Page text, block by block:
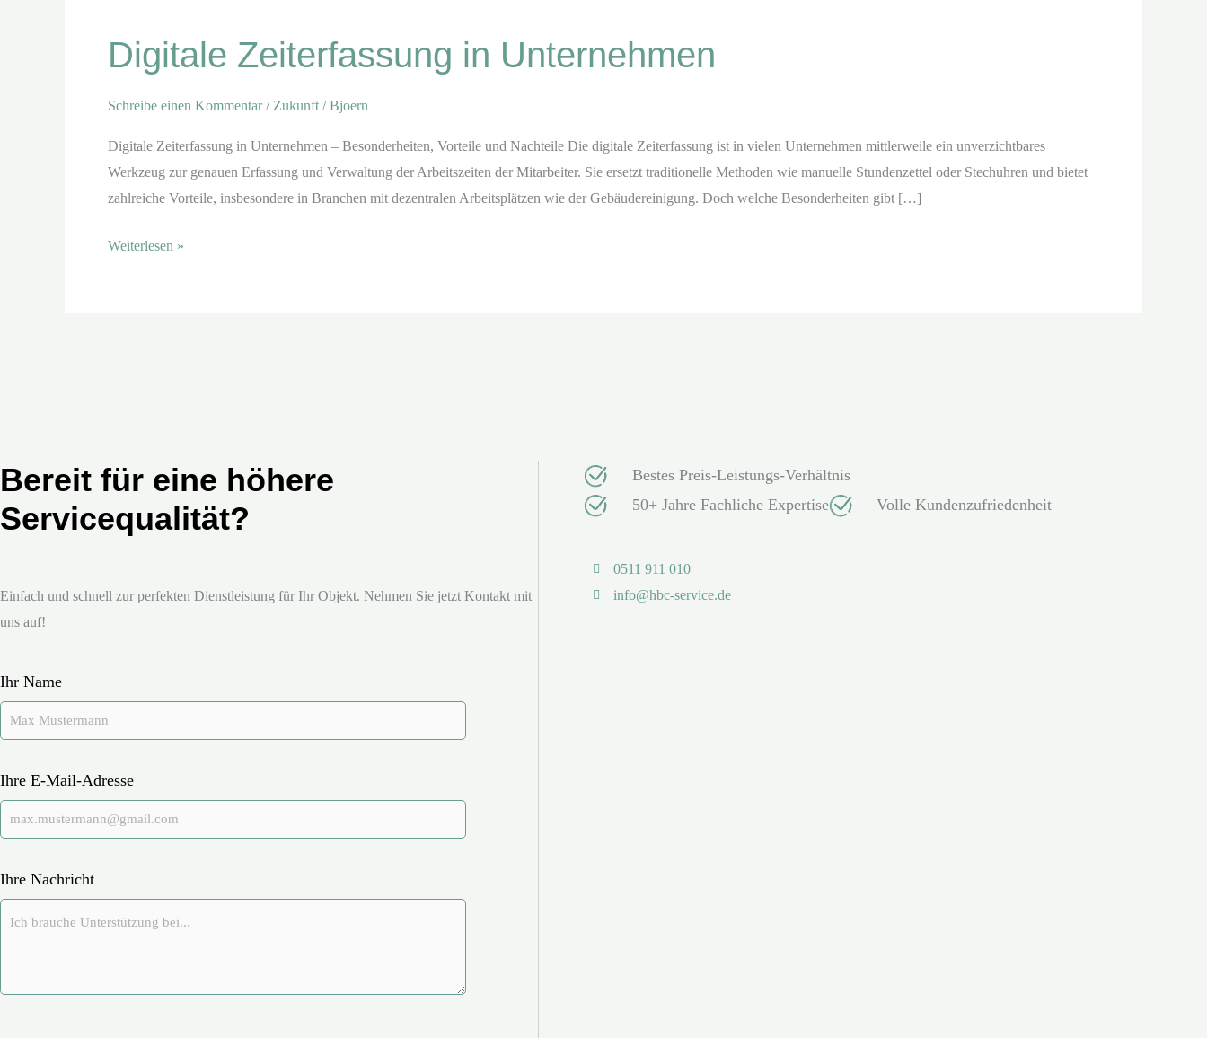
Digitale Zeiterfassung in Unternehmen
Schreibe einen Kommentar / Zukunft /Bjoern
Digitale Zeiterfassung in Unternehmen – Besonderheiten, Vorteile und Nachteile Die digitale Zeiterfassung ist in vielen Unternehmen mittlerweile ein unverzichtbares
Werkzeug zur genauen Erfassung und Verwaltung der Arbeitszeiten der Mitarbeiter. Sie ersetzt traditionelle Methoden wie manuelle Stundenzettel oder Stechuhren und bietet
zahlreiche Vorteile, insbesondere in Branchen mit dezentralen Arbeitsplätzen wie der Gebäudereinigung. Doch welche Besonderheiten gibt […]
in
Unternehmen
Weiterlesen »
Bereit für eine höhere
Servicequalität?
Einfach und schnell zur perfekten Dienstleistung für Ihr Objekt. Nehmen Sie jetzt Kontakt mit
uns auf!
Ihr Name
Ihre E-Mail-Adresse
Ihre Nachricht
Bestes Preis-Leistungs-Verhältnis
50+ Jahre Fachliche Expertise
Volle Kundenzufriedenheit
0511 911 010
info@hbc-service.de